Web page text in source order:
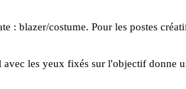
: blazer/costume. Pour les postes
les yeux fixés sur l'objectif donne